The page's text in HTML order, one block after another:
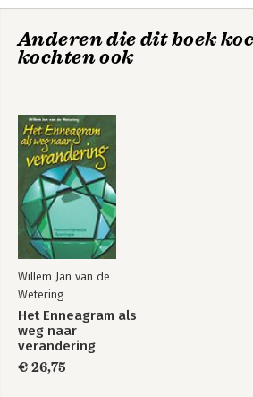
Het Enneagram als
weg naar
verandering
Bekijk alle boeken
Anderen die dit boek
kochten ook
Willem Jan van de
Wetering
Het Enneagram als
weg naar
verandering
€ 26,75